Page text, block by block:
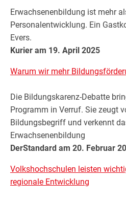
Erwachsenenbildung ist mehr
Personalentwicklung. Ein
Evers.
Kurier am 19. April 2025
Warum wir mehr
Die Bildungskarenz-Debatte
Programm in Verruf. Sie zeugt
Bildungsbegriff und verkennt
Erwachsenenbildung
DerStandard am 20. Februar
Volkshochschulen leisten
regionale Entwicklung